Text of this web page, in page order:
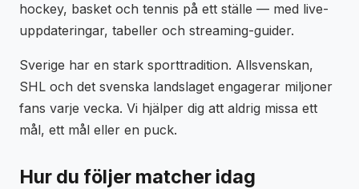
hockey, basket och tennis på ett ställe — med live-
uppdateringar, tabeller och streaming-guider.
Sverige har en stark sporttradition. Allsvenskan,
SHL och det svenska landslaget engagerar miljoner
fans varje vecka. Vi hjälper dig att aldrig missa ett
mål, ett mål eller en puck.
Hur du följer matcher idag